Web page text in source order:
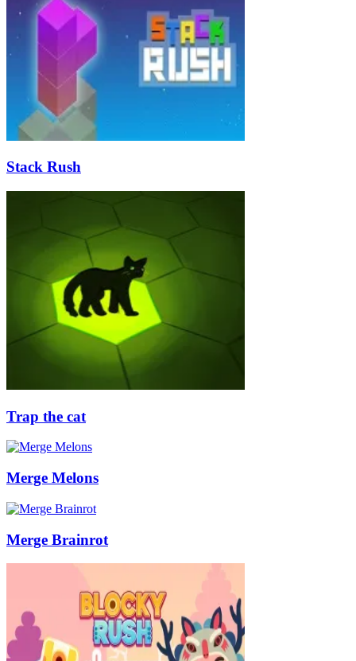
Stack Rush
Trap the cat
Merge Melons
Merge Brainrot